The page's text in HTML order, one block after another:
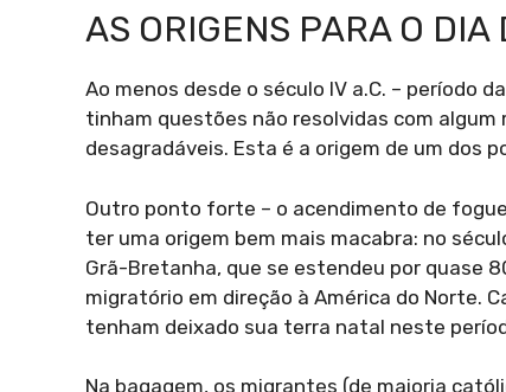
AS ORIGENS PARA O DIA
Ao menos desde o século IV a.C. – período
tinham questões não resolvidas com
desagradáveis. Esta é a origem de um dos
Outro ponto forte – o acendimento de
ter uma origem bem mais macabra: no
Grã-Bretanha, que se estendeu por quase
migratório em direção à América do Norte.
tenham deixado sua terra natal neste
Na bagagem, os migrantes (de maioria